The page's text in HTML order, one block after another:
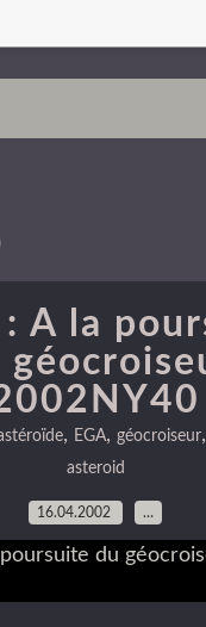
A la
, EGA, géocroiseur,
asteroid
16.04.2002 …